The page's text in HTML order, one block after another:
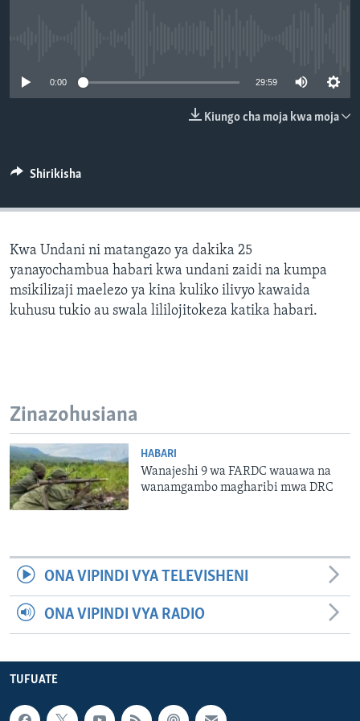
0:00 29:59
Kiungo cha moja kwa moja
Shirikisha
Kwa Undani ni matangazo ya dakika 25
yanayochambua habari kwa undani zaidi na kumpa
msikilizaji maelezo ya kina kuliko ilivyo kawaida
kuhusu tukio au swala lililojitokeza katika habari.
Zinazohusiana
HABARI
Wanajeshi 9 wa FARDC wauawa na
wanamgambo magharibi mwa DRC
ONA VIPINDI VYA TELEVISHENI
ONA VIPINDI VYA RADIO
TUFUATE